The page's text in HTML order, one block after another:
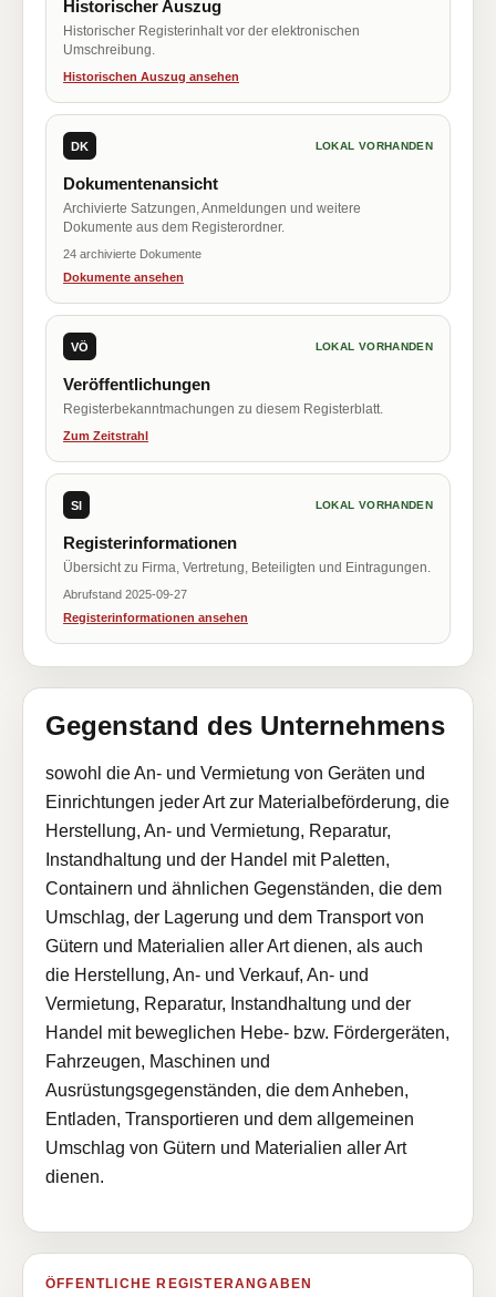
Historischer Auszug
Historischer Registerinhalt vor der elektronischen
Umschreibung.
Historischen Auszug ansehen
DK LOKAL VORHANDEN
Dokumentenansicht
Archivierte Satzungen, Anmeldungen und weitere
Dokumente aus dem Registerordner.
24 archivierte Dokumente
Dokumente ansehen
VÖ LOKAL VORHANDEN
Veröffentlichungen
Registerbekanntmachungen zu diesem Registerblatt.
Zum Zeitstrahl
SI LOKAL VORHANDEN
Registerinformationen
Übersicht zu Firma, Vertretung, Beteiligten und Eintragungen.
Abrufstand 2025-09-27
Registerinformationen ansehen
Gegenstand des Unternehmens
sowohl die An- und Vermietung von Geräten und
Einrichtungen jeder Art zur Materialbeförderung, die
Herstellung, An- und Vermietung, Reparatur,
Instandhaltung und der Handel mit Paletten,
Containern und ähnlichen Gegenständen, die dem
Umschlag, der Lagerung und dem Transport von
Gütern und Materialien aller Art dienen, als auch
die Herstellung, An- und Verkauf, An- und
Vermietung, Reparatur, Instandhaltung und der
Handel mit beweglichen Hebe- bzw. Fördergeräten,
Fahrzeugen, Maschinen und
Ausrüstungsgegenständen, die dem Anheben,
Entladen, Transportieren und dem allgemeinen
Umschlag von Gütern und Materialien aller Art
dienen.
ÖFFENTLICHE REGISTERANGABEN